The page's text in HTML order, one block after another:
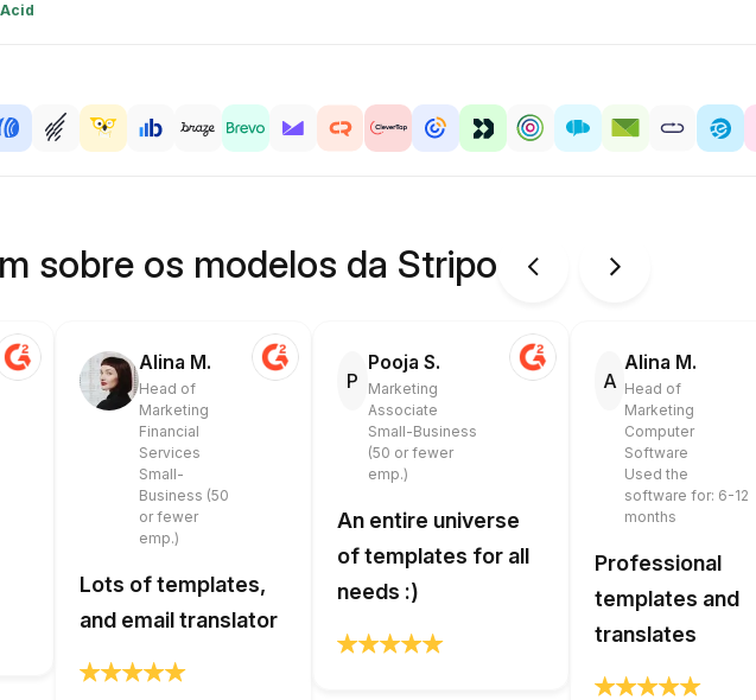
sobre os modelos da Stripo
Alina M.
Head of
Marketing
Financial
Services
Small-
Business (50
or fewer
emp.)
Lots of templates,
and email translator
P
Pooja S.
Marketing
Associate
Small-Business
(50 or fewer
emp.)
An entire universe
of templates for all
needs :)
A
Alina M.
Head of
Marketing
Computer
Software
Used the
software for: 6-12
months
Professional
templates and
translates